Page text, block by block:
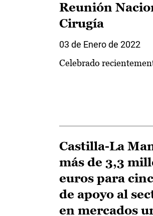
Reunión
Cirugía
03 de Enero de 2022
Celebrado
Castilla-La
más de 3,3
euros para
de apoyo al
en mercados